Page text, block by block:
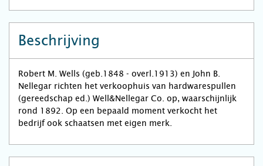
Beschrijving
Robert M. Wells (geb.1848 - overl.1913) en John B.
Nellegar richten het verkoophuis van hardwarespullen
(gereedschap ed.) Well&Nellegar Co. op, waarschijnlijk
rond 1892. Op een bepaald moment verkocht het
bedrijf ook schaatsen met eigen merk.